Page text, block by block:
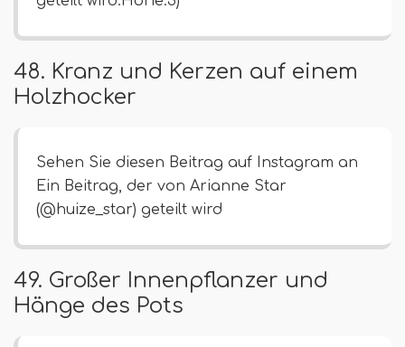
48. Kranz und Kerzen auf einem
Holzhocker
Sehen Sie diesen Beitrag auf Instagram an
Ein Beitrag, der von Arianne Star
(@huize_star) geteilt wird
49. Großer Innenpflanzer und
Hänge des Pots